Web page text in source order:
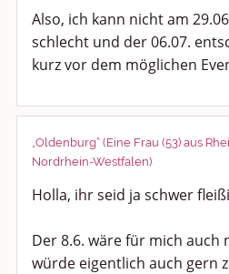
Also, ich kann nicht am
schlecht und der 06.07.
kurz vor dem möglichen
„Oldenburg“ (Eine Frau (53) aus
Nordrhein-Westfalen)
Holla, ihr seid ja schwer
Der 8.6. wäre für mich auch
würde eigentlich auch gern